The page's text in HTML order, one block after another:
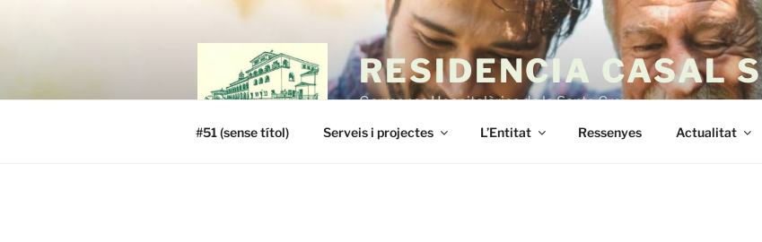
RESIDENCIA CASAL
Germanes Hospitalàries de la Santa Creu
#51 (sense títol) Serveis i projectes L’Entitat Ressenyes Actualitat